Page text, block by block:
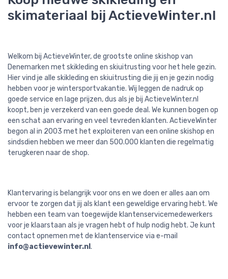
skimateriaal bij ActieveWinter.nl
Welkom bij ActieveWinter, de grootste online skishop van
Denemarken met skikleding en skiuitrusting voor het hele gezin.
Hier vind je alle skikleding en skiuitrusting die jij en je gezin nodig
hebben voor je wintersportvakantie. Wij leggen de nadruk op
goede service en lage prijzen, dus als je bij ActieveWinter.nl
koopt, ben je verzekerd van een goede deal. We kunnen bogen op
een schat aan ervaring en veel tevreden klanten. ActieveWinter
begon al in 2003 met het exploiteren van een online skishop en
sindsdien hebben we meer dan 500.000 klanten die regelmatig
terugkeren naar de shop.
Klantervaring is belangrijk voor ons en we doen er alles aan om
ervoor te zorgen dat jij als klant een geweldige ervaring hebt. We
hebben een team van toegewijde klantenservicemedewerkers
voor je klaarstaan als je vragen hebt of hulp nodig hebt. Je kunt
contact opnemen met de klantenservice via e-mail
info@actievewinter.nl .